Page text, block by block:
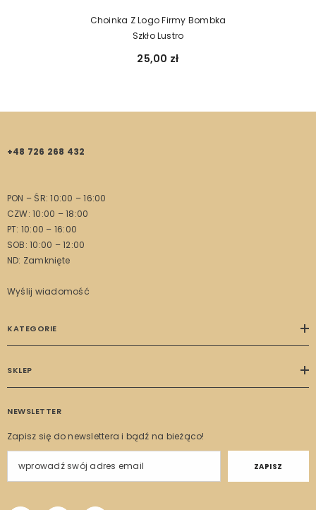
Choinka Z Logo Firmy Bombka
Szkło Lustro
25,00 zł
+48 726 268 432
PON – ŚR: 10:00 – 16:00
CZW: 10:00 – 18:00
PT: 10:00 – 16:00
SOB: 10:00 – 12:00
ND: Zamknięte
Wyślij wiadomość
KATEGORIE
SKLEP
NEWSLETTER
Zapisz się do newslettera i bądź na bieżąco!
ZAPISZ